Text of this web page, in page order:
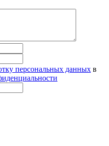
персональных данных в